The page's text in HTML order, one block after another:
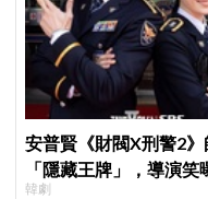
安普賢《財閥X刑警2
「隱藏王牌」，導演
韓劇